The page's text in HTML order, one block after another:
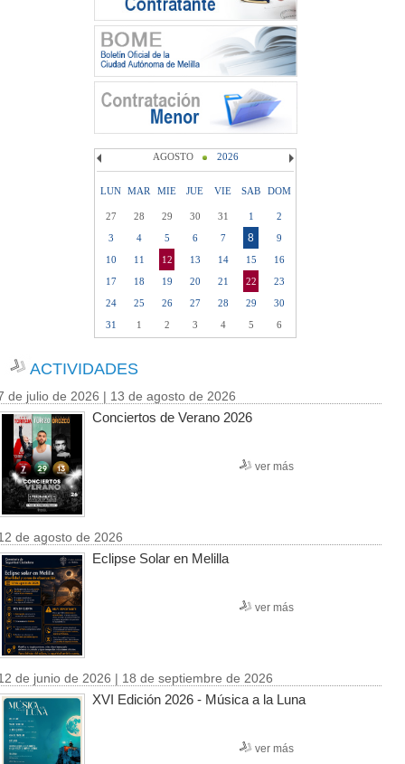
AGOSTO 2026
LUN MAR MIE JUE VIE SAB DOM
27 28 29 30 31 1
2
3
4 5 6 7 8
9
10
11 12 13 14 15
16
17
18 19 20 21 22
23
24
25 26 27 28 29
30
31
1 2 3 4 5 6
ACTIVIDADES
de julio de 2026 | 13 de agosto de 2026
Conciertos de Verano 2026
ver más
de agosto de 2026
Eclipse Solar en Melilla
ver más
de junio de 2026 | 18 de septiembre de 2026
XVI Edición 2026 - Música a la Luna
ver más